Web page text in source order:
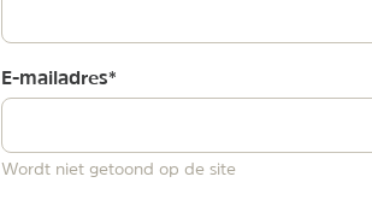
E-mailadres*
Wordt niet getoond op de site